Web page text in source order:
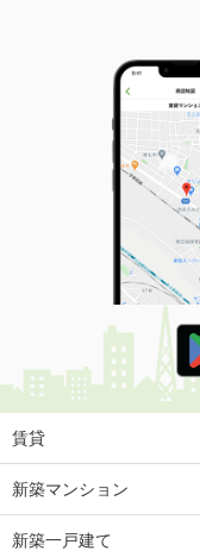
賃貸
新築マンション
新築一戸建て